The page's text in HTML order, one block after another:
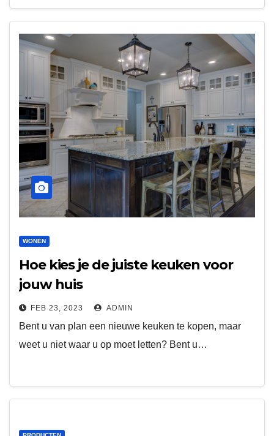
WONEN
Hoe kies je de juiste keuken voor
jouw huis
FEB 23, 2023 ADMIN
Bent u van plan een nieuwe keuken te kopen, maar
weet u niet waar u op moet letten? Bent u…